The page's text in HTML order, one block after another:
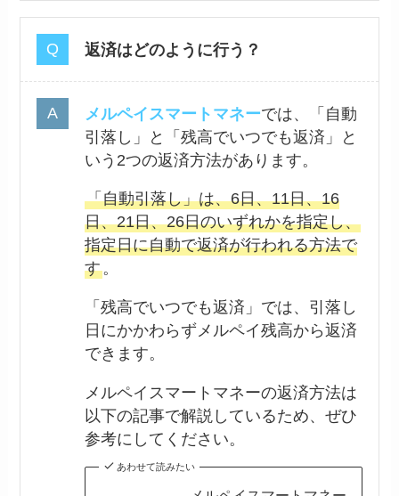
返済はどのように行う？
メルペイスマートマネーでは、「自動
引落し」と「残高でいつでも返済」と
いう2つの返済方法があります。
「自動引落し」は、6日、11日、16
日、21日、26日のいずれかを指定し、
指定日に自動で返済が行われる方法で
す。
「残高でいつでも返済」では、引落し
日にかかわらずメルペイ残高から返済
できます。
メルペイスマートマネーの返済方法は
以下の記事で解説しているため、ぜひ
参考にしてください。
あわせて読みたい